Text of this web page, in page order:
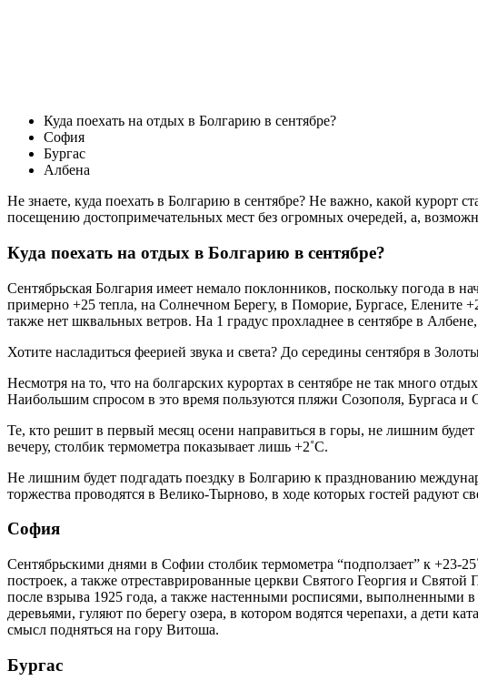
Куда поехать на отдых в Болгарию в сентябре?
София
Бургас
Албена
Не знаете, куда поехать в Болгарию в сентябре? Не важно, какой
посещению достопримечательных мест без огромных очередей, а,
Куда поехать на отдых в Болгарию в сентябре?
Сентябрьская Болгария имеет немало поклонников, поскольку погода
примерно +25 тепла, на Солнечном Берегу, в Поморие, Бургасе, Елените
также нет шквальных ветров. На 1 градус прохладнее в сентябре в
Хотите насладиться феерией звука и света? До середины сентября в
Несмотря на то, что на болгарских курортах в сентябре не так много
Наибольшим спросом в это время пользуются пляжи Созополя, Бургаса и
Те, кто решит в первый месяц осени направиться в горы, не лишним
вечеру, столбик термометра показывает лишь +2˚C.
Не лишним будет подгадать поездку в Болгарию к празднованию
торжества проводятся в Велико-Тырново, в ходе которых гостей радуют
София
Сентябрьскими днями в Софии столбик термометра “подползает” к +23-
построек, а также отреставрированные церкви Святого Георгия и
после взрыва 1925 года, а также настенными росписями, выполненными
деревьями, гуляют по берегу озера, в котором водятся черепахи, а
смысл подняться на гору Витоша.
Бургас